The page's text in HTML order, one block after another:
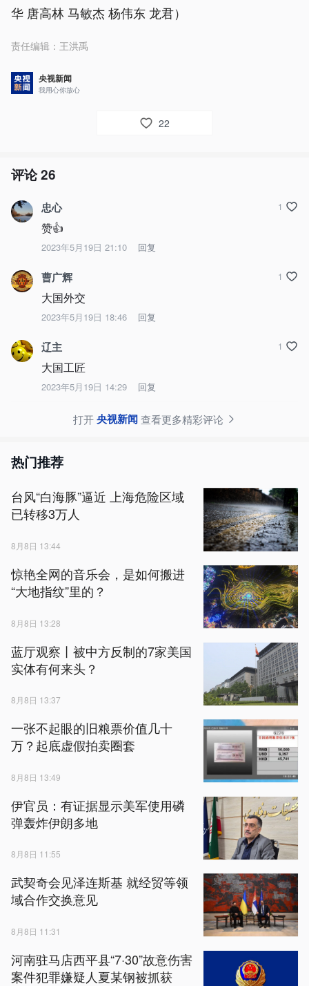
华 唐高林 马敏杰 杨伟东 龙君）
责任编辑： 王洪禹
央视新闻
我用心你放心
22
评论26
忠心
赞👍
2023年5月19日 21:10 回复
1
曹广辉
大国外交
2023年5月19日 18:46 回复
1
辽主
大国工匠
2023年5月19日 14:29 回复
1
打开央视新闻查看更多精彩评论
热门推荐
台风“白海豚”逼近 上海危险区域
已转移3万人
8月8日 13:44
惊艳全网的音乐会，是如何搬进
“大地指纹”里的？
8月8日 13:28
蓝厅观察丨被中方反制的7家美国
实体有何来头？
8月8日 13:37
一张不起眼的旧粮票价值几十
万？起底虚假拍卖圈套
8月8日 13:49
伊官员：有证据显示美军使用磷
弹轰炸伊朗多地
8月8日 11:55
武契奇会见泽连斯基 就经贸等领
域合作交换意见
8月8日 11:31
河南驻马店西平县“7·30”故意伤害
案件犯罪嫌疑人夏某钢被抓获